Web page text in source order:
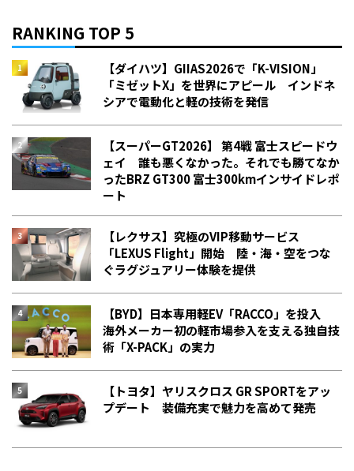
RANKING TOP 5
【ダイハツ】GIIAS2026で「K-VISION」
「ミゼットX」を世界にアピール インドネ
シアで電動化と軽の技術を発信
【スーパーGT2026】 第4戦 富士スピードウ
ェイ 誰も悪くなかった。それでも勝てなか
った――BRZ GT300 富士300kmインサイドレポ
ート
【レクサス】究極のVIP移動サービス
「LEXUS Flight」開始 陸・海・空をつな
ぐラグジュアリー体験を提供
【BYD】日本専用軽EV「RACCO」を投入
海外メーカー初の軽市場参入を支える独自技
術「X-PACK」の実力
【トヨタ】ヤリスクロス GR SPORTをアッ
プデート 装備充実で魅力を高めて発売